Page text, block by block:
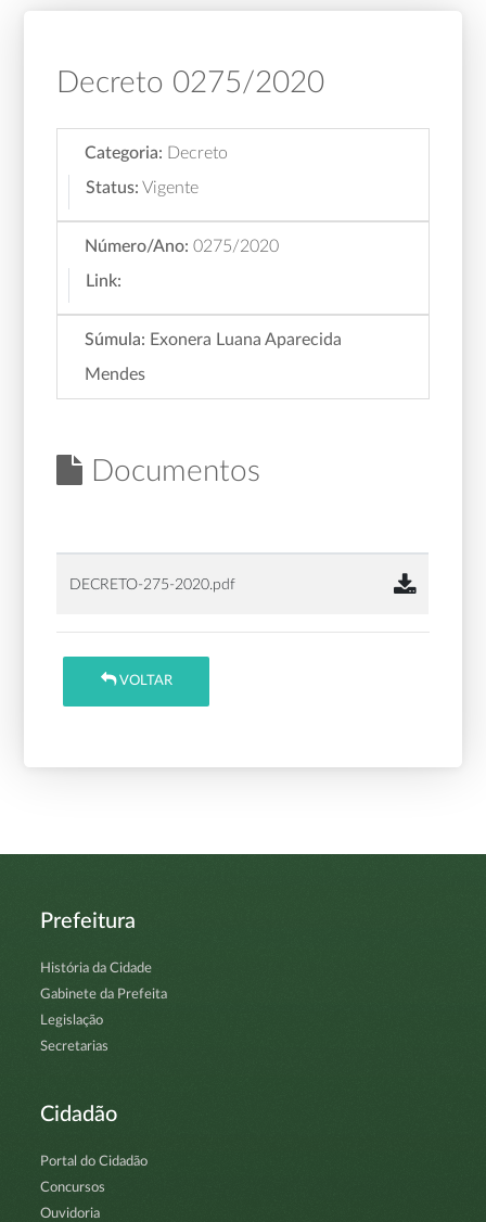
Decreto 0275/2020
Categoria: Decreto
Status: Vigente
Número/Ano: 0275/2020
Link:
Súmula: Exonera Luana Aparecida
Mendes
Documentos
DECRETO-275-2020.pdf
VOLTAR
Prefeitura
História da Cidade
Gabinete da Prefeita
Legislação
Secretarias
Cidadão
Portal do Cidadão
Concursos
Ouvidoria